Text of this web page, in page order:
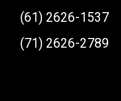
(61) 2626-1537
(71) 2626-2789